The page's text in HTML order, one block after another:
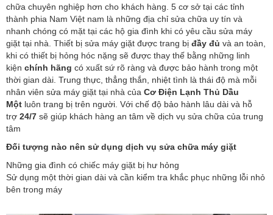
chữa chuyên nghiệp hơn cho khách hàng. 5 cơ sở tại các tỉnh
thành phia Nam Việt nam là những địa chỉ sửa chữa uy tín và
nhanh chóng có mặt tại các hộ gia đình khi có yêu cầu sửa máy
giặt tại nhà. Thiết bị sửa máy giặt được trang bị đầy đủ và an toàn,
khi có thiết bị hỏng hóc nặng sẽ được thay thế bằng những linh
kiện chính hãng có xuất sứ rõ ràng và được bảo hành trong một
thời gian dài. Trung thực, thẳng thắn, nhiệt tình là thái độ mà mỗi
nhân viên sửa máy giặt tại nhà của Cơ Điện Lạnh Thủ Dầu
Một luôn trang bị trên người. Với chế độ bảo hành lâu dài và hỗ
trợ 24/7 sẽ giúp khách hàng an tâm về dịch vụ sửa chữa của trung
tâm
Đối tượng nào nên sử dụng dịch vụ sửa chữa máy giặt
Những gia đình có chiếc máy giặt bị hư hỏng
Sử dụng một thời gian dài và cần kiểm tra khắc phục những lỗi nhỏ
bên trong máy